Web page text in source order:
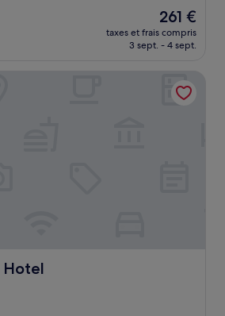
Le
nouveau
prix
de
261 €
261 €
taxes et frais compris
3 sept. - 4 sept.
Hotel